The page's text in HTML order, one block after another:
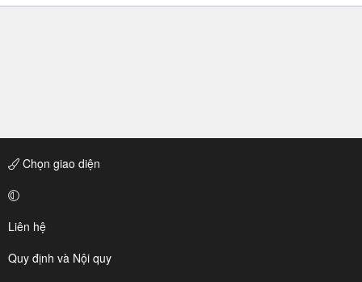
Chọn giao diện
Liên hệ
Quy định và Nội quy